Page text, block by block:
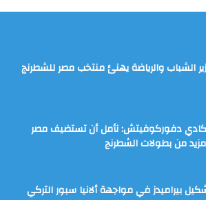
الشباب والرياضة يهنئ منتخب مصر للشطرنج
دفوركوفيتش: نأمل أن تستضيف مصر
من بطولات الشطرنج
بيراميدز في مواجهة ألانيا سبور التركي